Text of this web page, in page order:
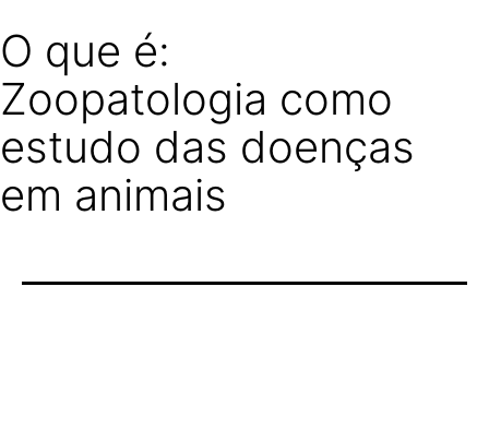
O que é:
Zoopatologia como
estudo das doenças
em animais